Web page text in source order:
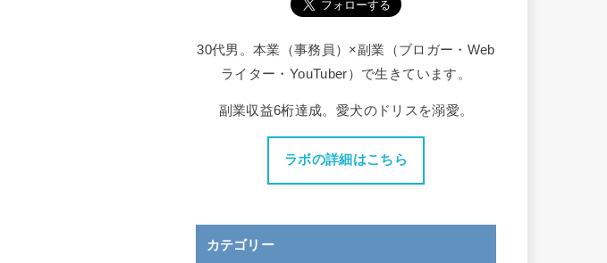
30代男。本業（事務員）×副業（ブロガー・Web
ライター・YouTuber）で生きています。
副業収益6桁達成。愛犬のドリスを溺愛。
ラボの詳細はこちら
カテゴリー